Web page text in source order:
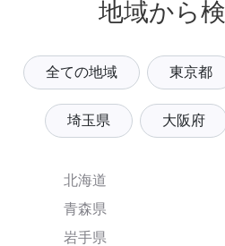
地域から
全ての地域 東京都
埼玉県 大阪府
北海道
青森県
岩手県